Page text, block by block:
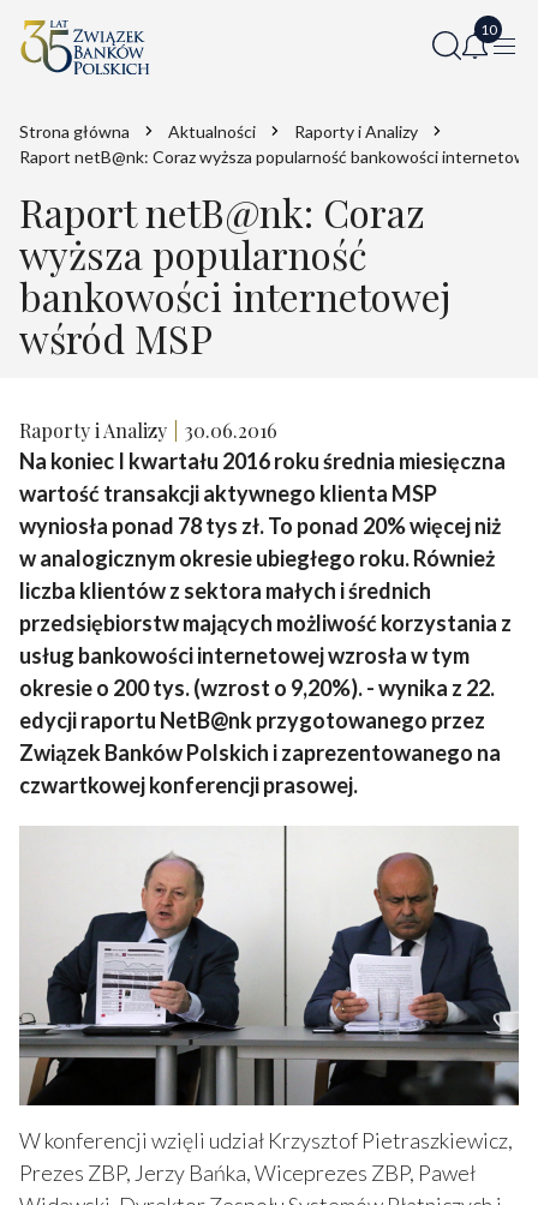
Strona główna Aktualności
Raporty i Analizy
Raport netB@nk: Coraz wyższa popularność bankowości
Raport netB@nk: Coraz
wyższa popularność
bankowości internetowej
wśród MSP
Raporty i Analizy 30.06.2016
Na koniec I kwartału 2016 roku średnia miesięczna
wartość transakcji aktywnego klienta MSP
wyniosła ponad 78 tys zł. To ponad 20% więcej niż
w analogicznym okresie ubiegłego roku. Również
liczba klientów z sektora małych i średnich
przedsiębiorstw mających możliwość korzystania z
usług bankowości internetowej wzrosła w tym
okresie o 200 tys. (wzrost o 9,20%).- wynika z 22.
edycji raportu NetB@nk przygotowanego przez
Związek Banków Polskich i zaprezentowanego na
czwartkowej konferencji prasowej.
W konferencji wzięli udział Krzysztof Pietraszkiewicz,
Prezes ZBP, Jerzy Bańka, Wiceprezes ZBP, Paweł